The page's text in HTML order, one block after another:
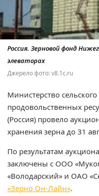
Россия. Зерновой фонд
элеваторах
Джерело фото: v8.1c.ru
Министерство сельского
продовольственных
(Россия) провело
хранения зерна до 31
По результатам
заключены с ООО
«Володарский» и ОАО
«Зерно Он-Лайн».